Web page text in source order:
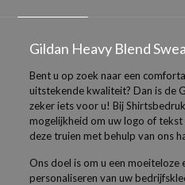
Gildan Heavy Blend
Bent u op zoek naar een
uitstekende kwaliteit? Dan is de
zeker iets voor u! Bij
mogelijkheid om uw logo of
deze truien met behulp van ons
Ons doel is om u een
personaliseren van uw